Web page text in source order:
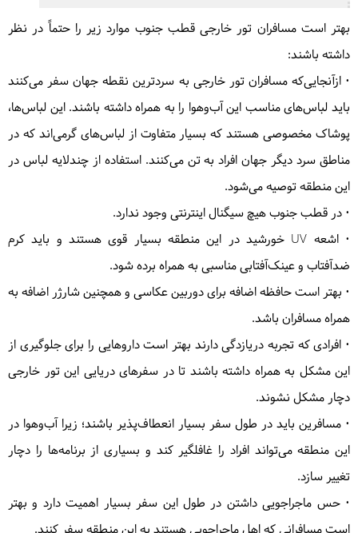
بهتر است مسافران تور خارجی قطب جنوب موارد زیر را حتماً در نظر
داشته باشند:
• ازآنجایی‌که مسافران تور خارجی به سردترین نقطه جهان سفر می‌کنند
باید لباس‌های مناسب این آب‌وهوا را به همراه داشته باشند. این لباس‌ها،
پوشاک مخصوصی هستند که بسیار متفاوت از لباس‌های گرمی‌اند که در
مناطق سرد دیگر جهان افراد به‌ تن می‌کنند. استفاده از چندلایه لباس در
این منطقه توصیه می‌شود.
• در قطب جنوب هیچ سیگنال اینترنتی وجود ندارد.
• اشعه UV خورشید در این منطقه بسیار قوی هستند و باید کرم
ضدآفتاب و عینک‌آفتابی مناسبی به همراه برده شود.
• بهتر است حافظه اضافه برای دوربین عکاسی و همچنین شارژر اضافه به
همراه مسافران باشد.
• افرادی که تجربه دریازدگی دارند بهتر است داروهایی را برای جلوگیری از
این مشکل به همراه داشته باشند تا در سفرهای دریایی این تور خارجی
دچار مشکل نشوند.
• مسافرین باید در طول سفر بسیار انعطاف‌پذیر باشند؛ زیرا آب‌وهوا در
این منطقه می‌تواند افراد را غافلگیر کند و بسیاری از برنامه‌ها را دچار
تغییر سازد.
• حس ماجراجویی داشتن در طول این سفر بسیار اهمیت دارد و بهتر